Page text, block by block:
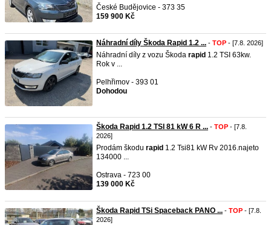
České Budějovice - 373 35
159 900 Kč
Náhradní díly Škoda Rapid 1.2 ... - TOP - [7.8. 2026]
Náhradní díly z vozu Škoda rapid 1.2 TSI 63kw.
Rok v ...
Pelhřimov - 393 01
Dohodou
Škoda Rapid 1.2 TSI 81 kW 6 R ... - TOP - [7.8.
2026]
Prodám škodu rapid 1.2 Tsi81 kW Rv 2016.najeto
134000 ...
Ostrava - 723 00
139 000 Kč
Škoda Rapid TSi Spaceback PANO ... - TOP - [7.8.
2026]